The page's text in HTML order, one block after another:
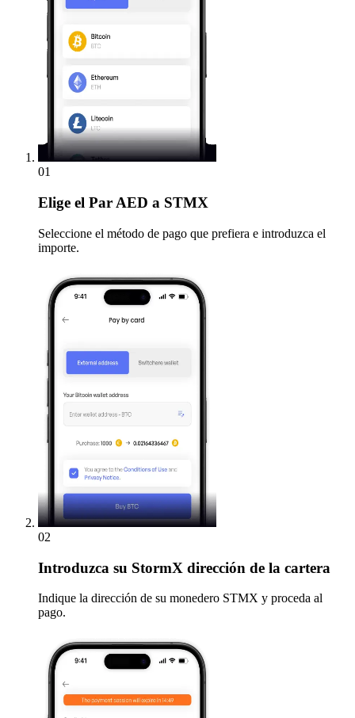
01
Elige el Par AED a STMX
Seleccione el método de pago que prefiera e introduzca el
importe.
02
Introduzca su StormX dirección de la cartera
Indique la dirección de su monedero STMX y proceda al
pago.